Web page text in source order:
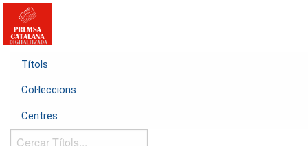
Títols
Col·leccions
Centres
Cercar